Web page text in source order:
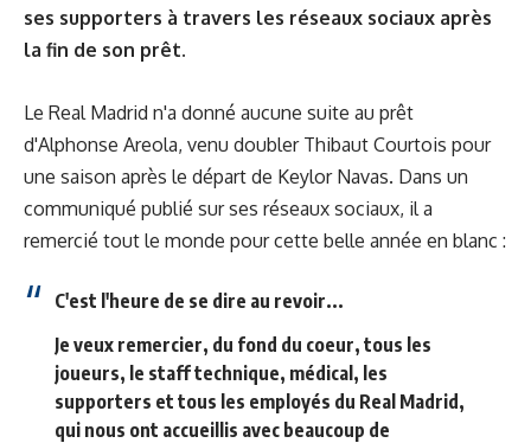
ses supporters à travers les réseaux sociaux après
la fin de son prêt.
Le Real Madrid n'a donné aucune suite au prêt
d'Alphonse Areola, venu doubler Thibaut Courtois pour
une saison après le départ de Keylor Navas. Dans un
communiqué publié sur ses réseaux sociaux, il a
remercié tout le monde pour cette belle année en blanc :
C'est l'heure de se dire au revoir...
Je veux remercier, du fond du coeur, tous les
joueurs, le staff technique, médical, les
supporters et tous les employés du Real Madrid,
qui nous ont accueillis avec beaucoup de